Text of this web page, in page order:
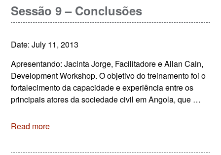
Sessão 9 – Conclusões
Date: July 11, 2013
Apresentando: Jacinta Jorge, Facilitadore e Allan Cain,
Development Workshop. O objetivo do treinamento foi o
fortalecimento da capacidade e experiência entre os
principais atores da sociedade civil em Angola, que …
Read more